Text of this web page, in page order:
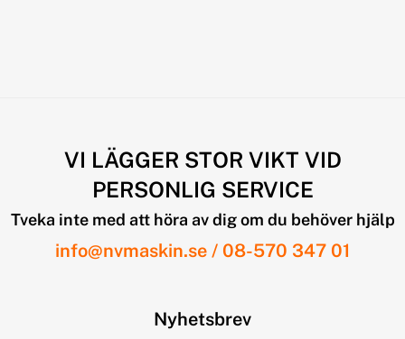
VI LÄGGER STOR VIKT VID
PERSONLIG SERVICE
Tveka inte med att höra av dig om du behöver hjälp
info@nvmaskin.se / 08-570 347 01
Nyhetsbrev